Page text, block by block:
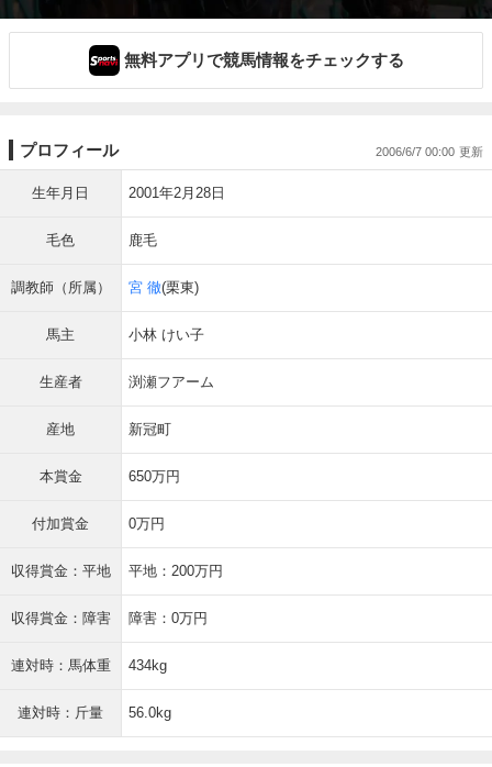
無料アプリで競馬情報をチェックする
プロフィール 2006/6/7 00:00
生年月日 2001年2月28日
毛色 鹿毛
調教師（所属） 宮 徹(栗東)
馬主 小林 けい子
生産者 渕瀬フアーム
産地 新冠町
本賞金 650万円
付加賞金 0万円
収得賞金：平地 平地：200万円
収得賞金：障害 障害：0万円
連対時：馬体重 434kg
連対時：斤量 56.0kg